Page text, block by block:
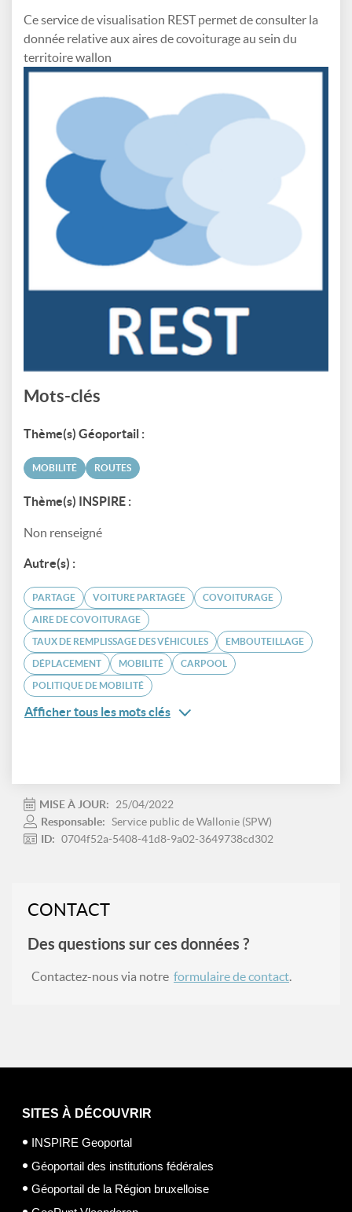
Ce service de visualisation REST permet de consulter la
donnée relative aux aires de covoiturage au sein du
territoire wallon
Mots-clés
Thème(s) Géoportail :
MOBILITÉ ROUTES
Thème(s) INSPIRE :
Non renseigné
Autre(s) :
PARTAGE VOITURE PARTAGÉE COVOITURAGE
AIRE DE COVOITURAGE
TAUX DE REMPLISSAGE DES VÉHICULES EMBOUTEILLAGE
DÉPLACEMENT MOBILITÉ CARPOOL
POLITIQUE DE MOBILITÉ
Afficher tous les mots clés
MISE À JOUR:
25/04/2022
Responsable: Service public de Wallonie (SPW)
ID: 0704f52a-5408-41d8-9a02-3649738cd302
CONTACT
Des questions sur ces données ?
Contactez-nous via notre formulaire de contact.
SITES À DÉCOUVRIR
INSPIRE Geoportal
Géoportail des institutions fédérales
Géoportail de la Région bruxelloise